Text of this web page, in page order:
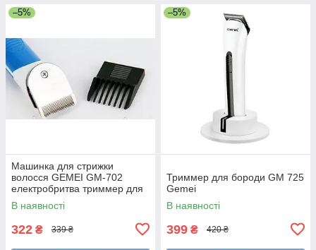
–5%
Машинка для стрижки
волосся GEMEI GM-702
електробритва триммер для
бороди
В наявності
322 ₴ 339 ₴
–5%
Триммер для бороди GM 725
Gemei
В наявності
399 ₴ 420 ₴